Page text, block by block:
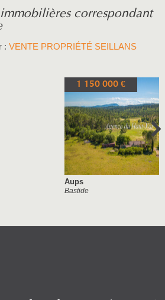
: VENTE PROPRIÉTÉ SEILLANS